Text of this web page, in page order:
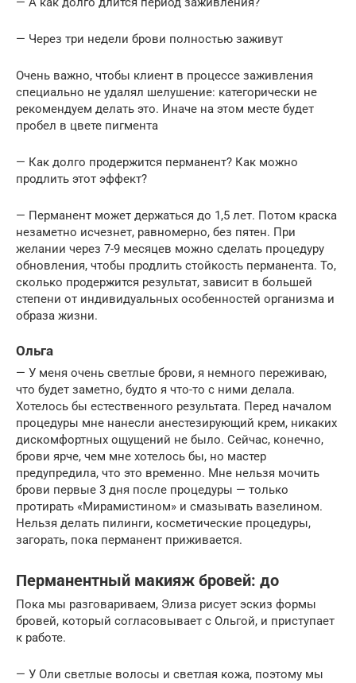
— Через три недели брови полностью заживут
Очень важно, чтобы клиент в процессе заживления
специально не удалял шелушение: категорически не
рекомендуем делать это. Иначе на этом месте будет
пробел в цвете пигмента
— Как долго продержится перманент? Как можно
продлить этот эффект?
— Перманент может держаться до 1,5 лет. Потом краска
незаметно исчезнет, равномерно, без пятен. При
желании через 7-9 месяцев можно сделать процедуру
обновления, чтобы продлить стойкость перманента. То,
сколько продержится результат, зависит в большей
степени от индивидуальных особенностей организма и
образа жизни.
Ольга
— У меня очень светлые брови, я немного переживаю,
что будет заметно, будто я что-то с ними делала.
Хотелось бы естественного результата. Перед началом
процедуры мне нанесли анестезирующий крем, никаких
дискомфортных ощущений не было. Сейчас, конечно,
брови ярче, чем мне хотелось бы, но мастер
предупредила, что это временно. Мне нельзя мочить
брови первые 3 дня после процедуры — только
протирать «Мирамистином» и смазывать вазелином.
Нельзя делать пилинги, косметические процедуры,
загорать, пока перманент приживается.
Перманентный макияж бровей: до
Пока мы разговариваем, Элиза рисует эскиз формы
бровей, который согласовывает с Ольгой, и приступает
к работе.
— У Оли светлые волосы и светлая кожа, поэтому мы